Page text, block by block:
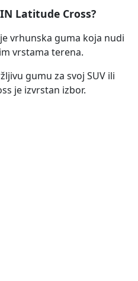
Latitude Cross?
je vrhunska guma koja nudi
vrstama terena.
gumu za svoj SUV ili
je izvrstan izbor.